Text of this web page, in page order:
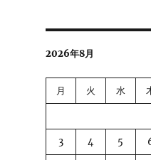
2026年8月
月 火 水
3 4 5